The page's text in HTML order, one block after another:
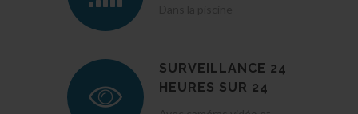
SURVEILLANCE 24
HEURES SUR 24